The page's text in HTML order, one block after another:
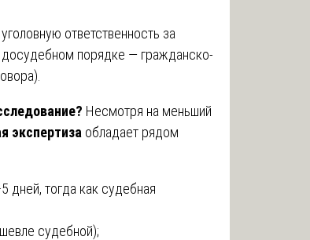
ответственность за
порядке — гражданско-
Несмотря на меньший
экспертиза обладает рядом
дней, тогда как судебная
судебной);